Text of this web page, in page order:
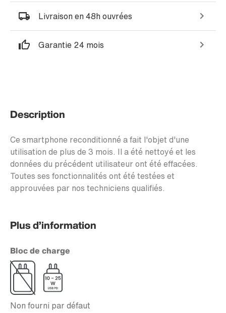
Livraison en 48h ouvrées
Garantie 24 mois
Description
Ce smartphone reconditionné a fait l'objet d'une
utilisation de plus de 3 mois. Il a été nettoyé et les
données du précédent utilisateur ont été effacées.
Toutes ses fonctionnalités ont été testées et
approuvées par nos techniciens qualifiés.
Plus d’information
Bloc de charge
Non fourni par défaut